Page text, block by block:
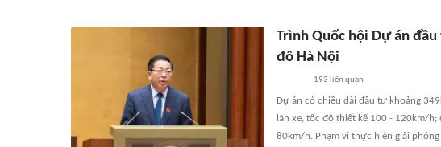
Trình Quốc hội Dự án
đô Hà Nội
193 liên quan
Dự án có chiều dài đầu tư khoảng
làn xe, tốc độ thiết kế 100 - 120km/
80km/h. Phạm vi thực hiện giải